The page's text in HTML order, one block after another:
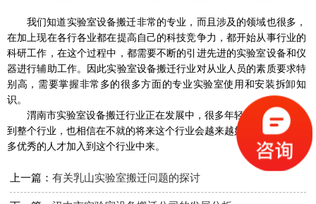
我们知道实验室设备搬迁非常的专业，而且涉及的领域也很多，
在加上现在各行各业都在提高自己的科技竞争力，都开始从事行业的
科研工作，在这个过程中，都需要不断的引进先进的实验室设备和仪
器进行辅助工作。因此实验室设备搬迁行业对从业人员的素质要求特
别高，需要掌握非常多的很多方面的专业实验室使用和安装拆卸知
识。
渭南市实验室设备搬迁行业正在发展中，很多年轻人都希望加入
到整个行业，也相信在不就的将来这个行业会越来越好，也会吸引更
多优秀的人才加入到这个行业中来。
上一篇： 有关乳山实验室搬迁问题的探讨